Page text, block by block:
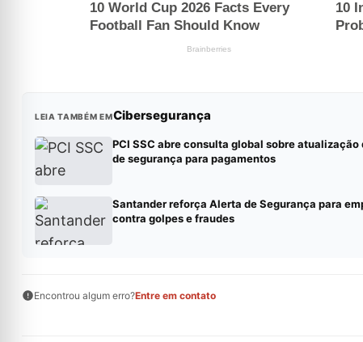
LEIA TAMBÉM EMCibersegurança
PCI SSC abre consulta global sobre atualização
de segurança para pagamentos
Santander reforça Alerta de Segurança para
contra golpes e fraudes
Encontrou algum erro?Entre em contato